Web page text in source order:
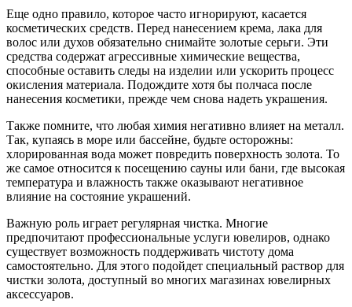
Еще одно правило, которое часто игнорируют, касается
косметических средств. Перед нанесением крема, лака для
волос или духов обязательно снимайте золотые серьги. Эти
средства содержат агрессивные химические вещества,
способные оставить следы на изделии или ускорить процесс
окисления материала. Подождите хотя бы полчаса после
нанесения косметики, прежде чем снова надеть украшения.
Также помните, что любая химия негативно влияет на металл.
Так, купаясь в море или бассейне, будьте осторожны:
хлорированная вода может повредить поверхность золота. То
же самое относится к посещению сауны или бани, где высокая
температура и влажность также оказывают негативное
влияние на состояние украшений.
Важную роль играет регулярная чистка. Многие
предпочитают профессиональные услуги ювелиров, однако
существует возможность поддерживать чистоту дома
самостоятельно. Для этого подойдет специальный раствор для
чистки золота, доступный во многих магазинах ювелирных
аксессуаров.